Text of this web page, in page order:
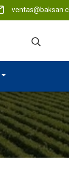
ventas@baksan.cl